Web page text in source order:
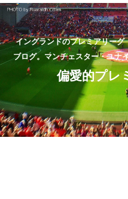
イングランドのプレミアリー
ブログ。マンチェスター・ユナ
偏愛的プレ